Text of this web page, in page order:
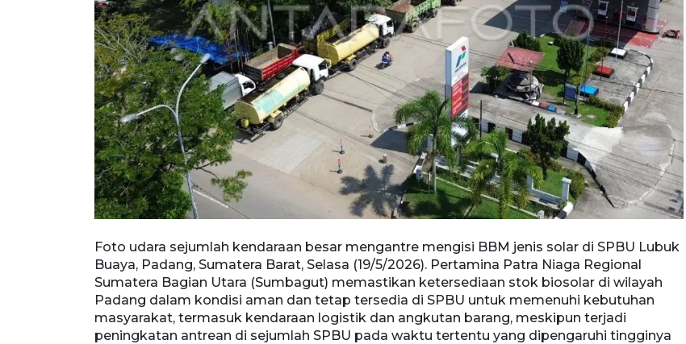
Foto udara sejumlah kendaraan besar mengantre mengisi BBM jenis solar di SPBU Lubuk
Buaya, Padang, Sumatera Barat, Selasa (19/5/2026). Pertamina Patra Niaga Regional
Sumatera Bagian Utara (Sumbagut) memastikan ketersediaan stok biosolar di wilayah
Padang dalam kondisi aman dan tetap tersedia di SPBU untuk memenuhi kebutuhan
masyarakat, termasuk kendaraan logistik dan angkutan barang, meskipun terjadi
peningkatan antrean di sejumlah SPBU pada waktu tertentu yang dipengaruhi tingginya